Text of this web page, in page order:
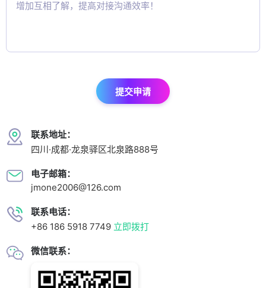
联系地址：
四川·成都·龙泉驿区北泉路888号
电子邮箱：
jmone2006@126.com
联系电话：
+86 186 5918 7749 立即拨打
微信联系：
提交申请